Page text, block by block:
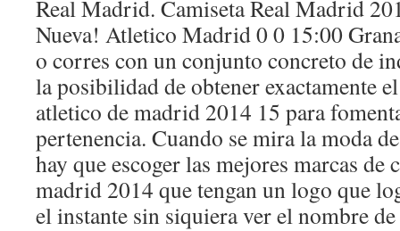
Real Madrid. Camiseta Real Madrid
Nueva! Atletico Madrid 0 0 15:00
o corres con un conjunto concreto de
la posibilidad de obtener exactamente
atletico de madrid 2014 15 para
pertenencia. Cuando se mira la moda
hay que escoger las mejores marcas de
madrid 2014 que tengan un logo que
el instante sin siquiera ver el nombre